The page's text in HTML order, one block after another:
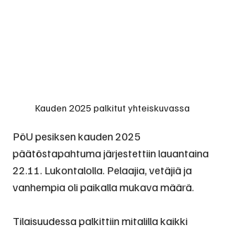
Kauden 2025 palkitut yhteiskuvassa
PöU pesiksen kauden 2025
päätöstapahtuma järjestettiin lauantaina
22.11. Lukontalolla. Pelaajia, vetäjiä ja
vanhempia oli paikalla mukava määrä.
Tilaisuudessa palkittiin mitalilla kaikki